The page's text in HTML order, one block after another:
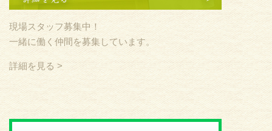
現場スタッフ募集中！
一緒に働く仲間を募集しています。
詳細を見る >